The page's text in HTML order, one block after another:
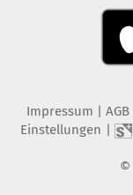
Impressum AGB
Einstellungen
©